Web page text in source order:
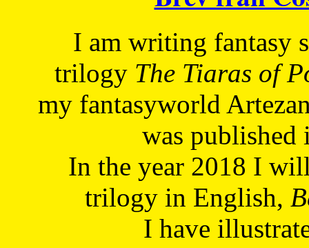
I am writing fantasy
trilogy The Tiaras of
my fantasyworld
was published
In the year 2018 I
trilogy in English,
I have